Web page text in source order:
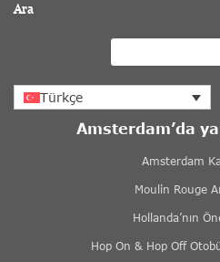
Ara
Türkçe
Amsterdam’da
Amsterdam
Moulin Rouge
Hollanda’nın
Hop On & Hop Off